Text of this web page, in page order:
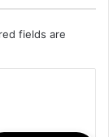
fields are